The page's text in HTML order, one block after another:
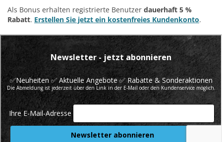
Als Bonus erhalten registrierte Benutzer dauerhaft 5 %
Rabatt. Erstellen Sie jetzt ein kostenfreies Kundenkonto.